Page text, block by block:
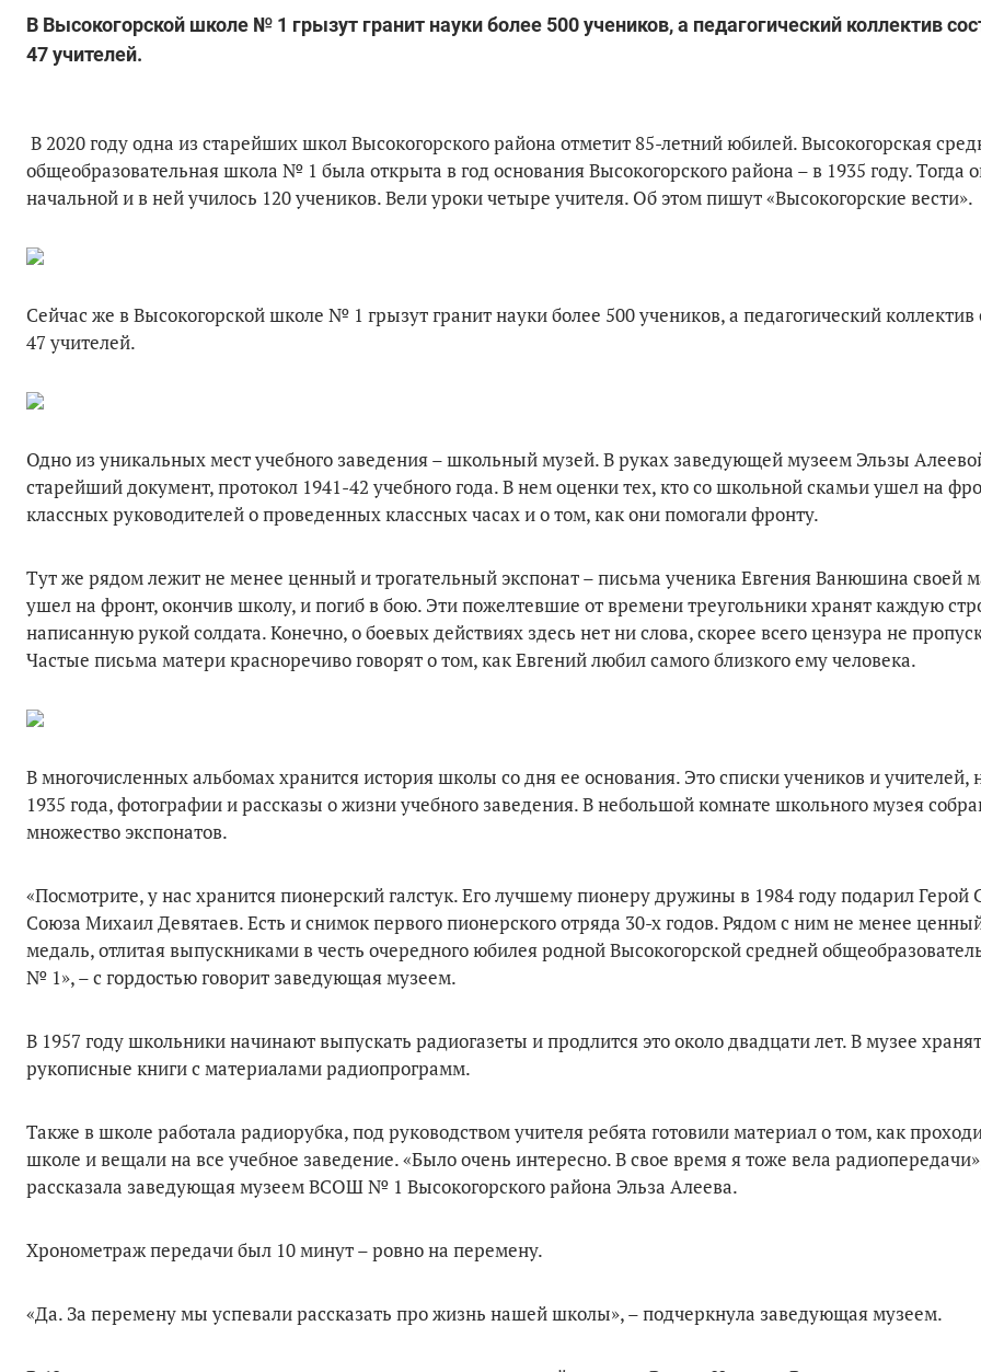
В Высокогорской школе № 1 грызут гранит науки более 500 учеников, а педагогический коллектив
47 учителей.
В 2020 году одна из старейших школ Высокогорского района отметит 85-летний юбилей. Высокогорская
общеобразовательная школа № 1 была открыта в год основания Высокогорского района – в 1935 году. Тогда
начальной и в ней училось 120 учеников. Вели уроки четыре учителя. Об этом пишут «Высокогорские вести».
Сейчас же в Высокогорской школе № 1 грызут гранит науки более 500 учеников, а педагогический коллектив
47 учителей.
Одно из уникальных мест учебного заведения – школьный музей. В руках заведующей музеем Эльзы
старейший документ, протокол 1941-42 учебного года. В нем оценки тех, кто со школьной скамьи ушел на
классных руководителей о проведенных классных часах и о том, как они помогали фронту.
Тут же рядом лежит не менее ценный и трогательный экспонат – письма ученика Евгения Ванюшина своей
ушел на фронт, окончив школу, и погиб в бою. Эти пожелтевшие от времени треугольники хранят каждую
написанную рукой солдата. Конечно, о боевых действиях здесь нет ни слова, скорее всего цензура не
Частые письма матери красноречиво говорят о том, как Евгений любил самого близкого ему человека.
В многочисленных альбомах хранится история школы со дня ее основания. Это списки учеников и учителей,
1935 года, фотографии и рассказы о жизни учебного заведения. В небольшой комнате школьного музея
множество экспонатов.
«Посмотрите, у нас хранится пионерский галстук. Его лучшему пионеру дружины в 1984 году подарил Герой
Союза Михаил Девятаев. Есть и снимок первого пионерского отряда 30-х годов. Рядом с ним не менее
медаль, отлитая выпускниками в честь очередного юбилея родной Высокогорской средней
№ 1», – с гордостью говорит заведующая музеем.
В 1957 году школьники начинают выпускать радиогазеты и продлится это около двадцати лет. В музее
рукописные книги с материалами радиопрограмм.
Также в школе работала радиорубка, под руководством учителя ребята готовили материал о том, как
школе и вещали на все учебное заведение. «Было очень интересно. В свое время я тоже вела
рассказала заведующая музеем ВСОШ № 1 Высокогорского района Эльза Алеева.
Хронометраж передачи был 10 минут – ровно на перемену.
«Да. За перемену мы успевали рассказать про жизнь нашей школы», – подчеркнула заведующая музеем.